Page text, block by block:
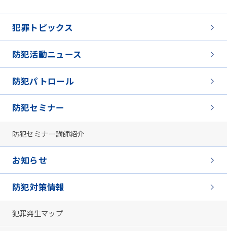
犯罪トピックス
防犯活動ニュース
防犯パトロール
防犯セミナー
防犯セミナー講師紹介
お知らせ
防犯対策情報
犯罪発生マップ